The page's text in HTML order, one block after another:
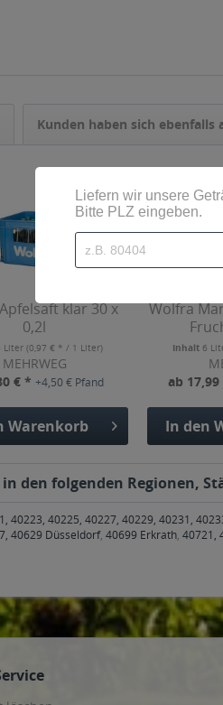
Kunden haben sich ebenfalls
klar 30 x
0,2l
Liter(0,97 € * / 1 Liter)
MEHRWEG
€ * +4,50 € Pfand
Warenkorb
Wolfra
Inhalt 6
ab
In den
den folgenden Regionen,
40223, 40225, 40227, 40229, 40231,
40629 Düsseldorf, 40699 Erkrath, 40721,